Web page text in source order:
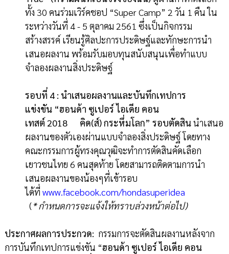
ทั้ง 30 คนร่วมเวิร์คชอป “Super Camp” 2 วัน 1 คืน ใน
ระหว่างวันที่ 4 - 5 ตุลาคม 2561 ซึ่งเป็นกิจกรรม
สร้างสรรค์ เรียนรู้ศิลปะการประดิษฐ์และทักษะการนำ
เสนอผลงาน พร้อมรับมอบทุนสนับสนุนเพื่อทำแบบ
จำลองผลงานสิ่งประดิษฐ์
รอบที่ 4 : นำเสนอผลงานและบันทึกเทปการ
แข่งขัน“ฮอนด้า ซูเปอร์ ไอเดีย คอน
เทสต์ 2018 คิด(ส์)กระหึ่มโลก” รอบตัดสินนำเสนอ
ผลงานของตัวเองผ่านแบบจำลองสิ่งประดิษฐ์ โดยทาง
คณะกรรมการผู้ทรงคุณวุฒิจะทำการตัดสินคัดเลือก
เยาวชนไทย 6 คนสุดท้าย โดยสามารถติดตามการนำ
เสนอผลงานของน้องๆที่เข้ารอบ
ได้ที่ www.facebook.com/hondasuperidea
(*กำหนดการจะแจ้งให้ทราบล่วงหน้าต่อไป)
ประกาศผลการประกวด: กรรมการจะตัดสินผลงานหลังจาก
การบันทึกเทปการแข่งขัน “ฮอนด้า ซูเปอร์ ไอเดีย คอน